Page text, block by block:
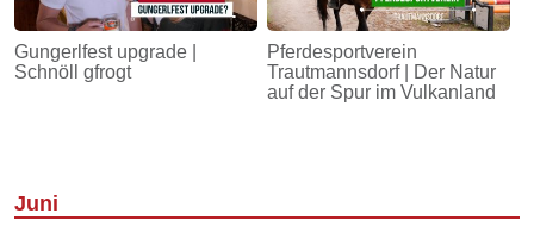
Gungerlfest upgrade |
Schnöll gfrogt
Pferdesportverein
Trautmannsdorf | Der Natur
auf der Spur im Vulkanland
Juni